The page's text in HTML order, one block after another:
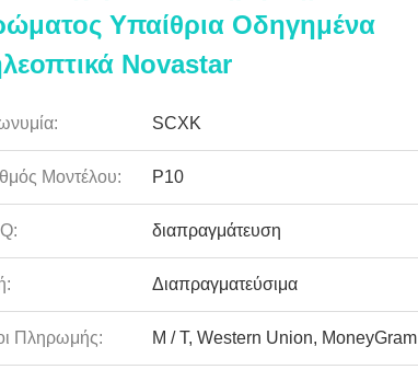
Υπαίθρια Οδηγημένα
Novastar
SCXK
Μοντέλου: P10
διαπραγμάτευση
Διαπραγματεύσιμα
Πληρωμής: Μ / Τ, Western Union, MoneyGram